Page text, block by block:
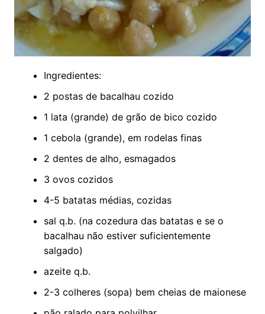
Ingredientes:
2 postas de bacalhau cozido
1 lata (grande) de grão de bico cozido
1 cebola (grande), em rodelas finas
2 dentes de alho, esmagados
3 ovos cozidos
4-5 batatas médias, cozidas
sal q.b. (na cozedura das batatas e se o
bacalhau não estiver suficientemente
salgado)
azeite q.b.
2-3 colheres (sopa) bem cheias de maionese